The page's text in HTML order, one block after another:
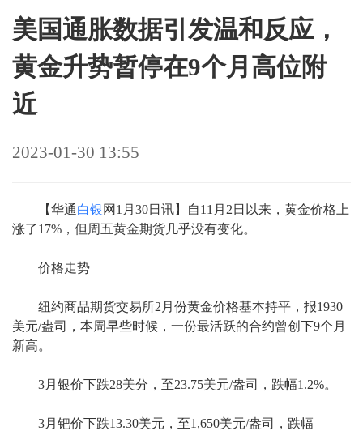
美国通胀数据引发温和反应，
黄金升势暂停在9个月高位附
近
2023-01-30 13:55
【华通白银 网1月30日讯】自11月2日以来，黄金价格上
涨了17%，但周五黄金期货几乎没有变化。
价格走势
纽约商品期货交易所2月份黄金价格基本持平，报1930
美元/盎司，本周早些时候，一份最活跃的合约曾创下9个月
新高。
3月银价下跌28美分，至23.75美元/盎司，跌幅1.2%。
3月钯价下跌13.30美元，至1,650美元/盎司，跌幅